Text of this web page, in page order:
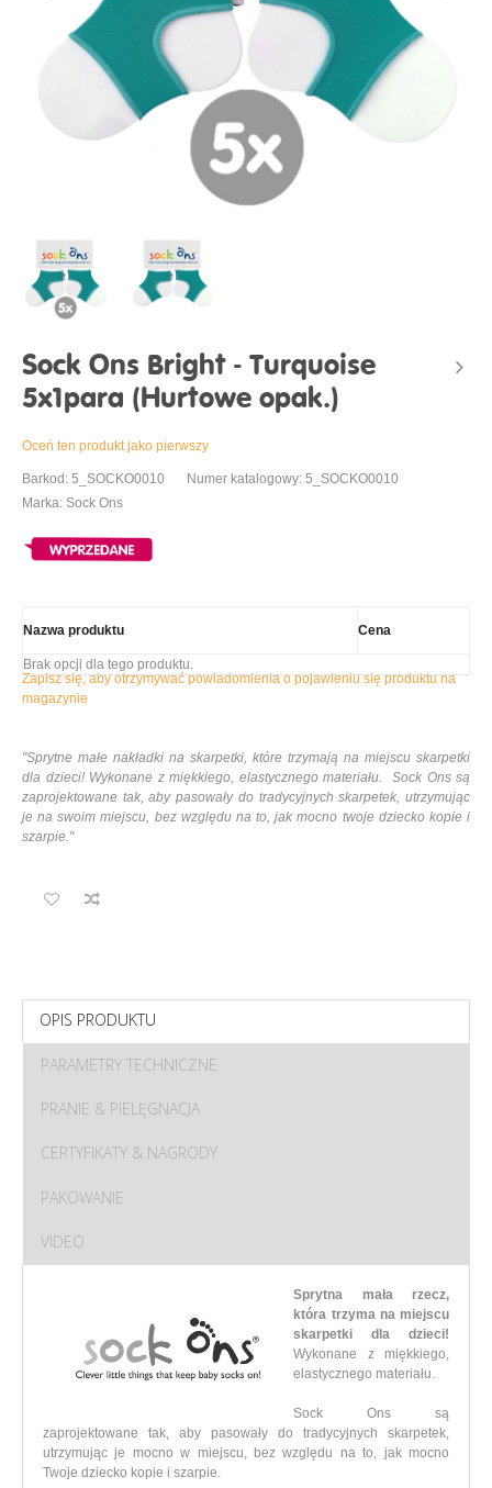
Sock Ons Bright - Turquoise
5x1para (Hurtowe opak.)
Oceń ten produkt jako pierwszy
Barkod: 5_SOCKO0010
Numer katalogowy: 5_SOCKO0010
Marka: Sock Ons
Nazwa produktu Cena
Brak opcji dla tego produktu.
Zapisz się, aby otrzymywać powiadomienia o pojawieniu się produktu na
magazynie
"Sprytne małe nakładki na skarpetki, które trzymają na miejscu skarpetki
dla dzieci! Wykonane z miękkiego, elastycznego materiału. Sock Ons są
zaprojektowane tak, aby pasowały do tradycyjnych skarpetek, utrzymując
je na swoim miejscu, bez względu na to, jak mocno twoje dziecko kopie i
szarpie."
OPIS PRODUKTU
PARAMETRY TECHNICZNE
PRANIE & PIELĘGNACJA
CERTYFIKATY & NAGRODY
PAKOWANIE
VIDEO
Sprytna mała rzecz,
która trzyma na miejscu
skarpetki dla dzieci!
Wykonane z miękkiego,
elastycznego materiału.
Sock Ons są
zaprojektowane tak, aby pasowały do tradycyjnych skarpetek,
utrzymując je mocno w miejscu, bez względu na to, jak mocno
Twoje dziecko kopie i szarpie.